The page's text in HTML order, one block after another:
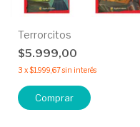
Terrorcitos
$5.999,00
3 x$1.999,67sin interés
Comprar